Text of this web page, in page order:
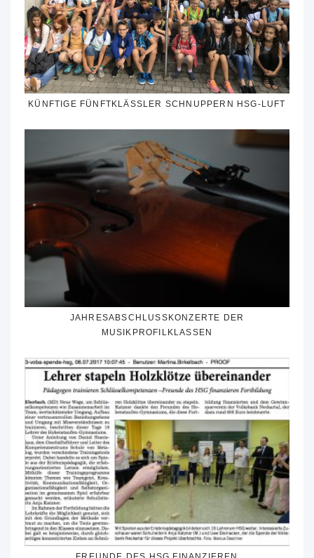
KÜNFTIGE FÜNFTKLÄSSLER SCHNUPPERN HSG-LUFT
JAHRESABSCHLUSSKONZERTE DER
MUSIKPROFILKLASSEN